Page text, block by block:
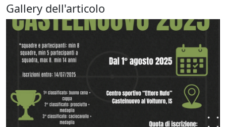
Gallery dell'articolo